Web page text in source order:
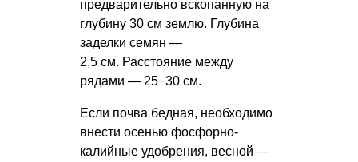
предварительно вскопанную на
глубину 30 см землю. Глубина
заделки семян —
2,5 см. Расстояние между
рядами — 25−30 см.
Если почва бедная, необходимо
внести осенью фосфорно-
калийные удобрения, весной —